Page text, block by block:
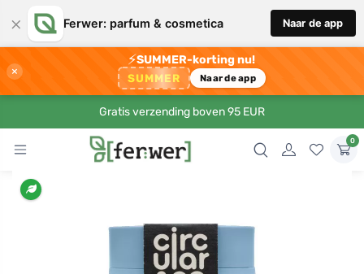
× Ferwer: parfum & cosmetica Naar de app
×
⚡SUMMER-korting nu!
SUMMER Naar de app
Gratis verzending boven 95 EUR
0